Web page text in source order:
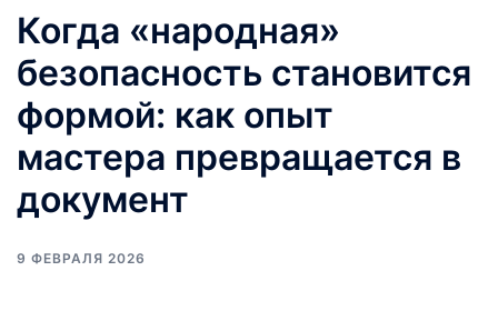
Когда «народная»
безопасность становится
формой: как опыт
мастера превращается в
документ
9 ФЕВРАЛЯ 2026